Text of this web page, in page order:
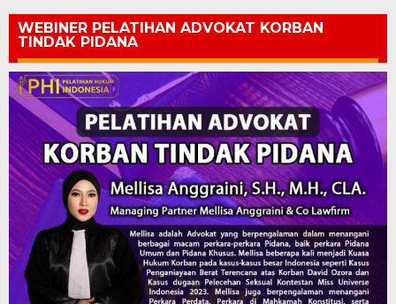
WEBINER PELATIHAN ADVOKAT KORBAN
TINDAK PIDANA